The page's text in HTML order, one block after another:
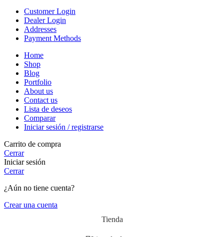
Customer Login
Dealer Login
Addresses
Payment Methods
Home
Shop
Blog
Portfolio
About us
Contact us
Lista de deseos
Comparar
Iniciar sesión / registrarse
Carrito de compra
Cerrar
Iniciar sesión
Cerrar
¿Aún no tiene cuenta?
Crear una cuenta
Tienda